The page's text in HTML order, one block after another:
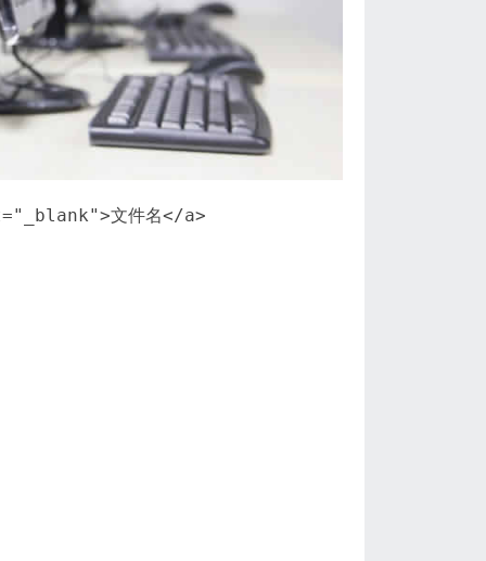
文件名</a>